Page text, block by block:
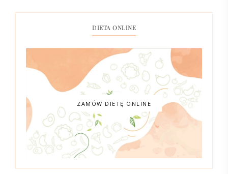
DIETA ONLINE
ZAMÓW DIETĘ ONLINE